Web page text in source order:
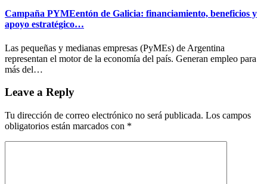
Campaña PYMEentón de Galicia: financiamiento, beneficios y
apoyo estratégico…
Las pequeñas y medianas empresas (PyMEs) de Argentina
representan el motor de la economía del país. Generan empleo para
más del…
Leave a Reply
Tu dirección de correo electrónico no será publicada. Los campos
obligatorios están marcados con *